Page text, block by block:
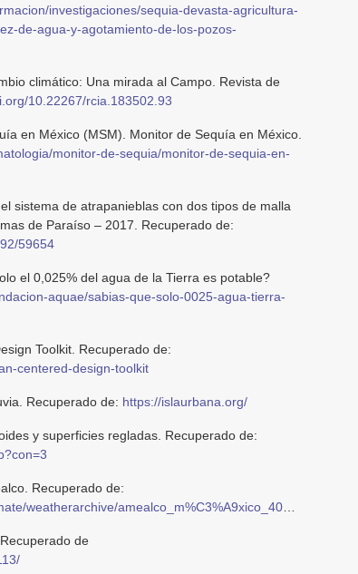
investigaciones/sequia-devasta-agricultura-
de-agua-y-agotamiento-de-los-pozos-
climático: Una mirada al Campo. Revista de
10.22267/rcia.183502.93
en México (MSM). Monitor de Sequía en México.
monitor-de-sequia/monitor-de-sequia-en-
sistema de atrapanieblas con dos tipos de malla
de Paraíso – 2017. Recuperado de:
59654
el 0,025% del agua de la Tierra es potable?
aquae/sabias-que-solo-0025-agua-tierra-
Toolkit. Recuperado de:
centered-design-toolkit
Recuperado de: https://islaurbana.org/
y superficies regladas. Recuperado de:
Recuperado de:
amealco_m%C3%A9xico_4018584
de